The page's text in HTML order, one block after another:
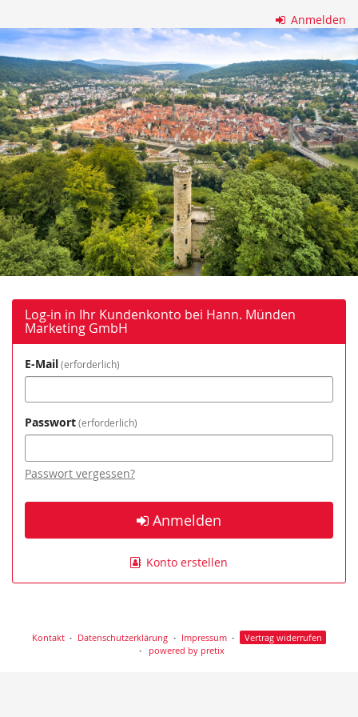
Haupt-
Inhalt
springen
Anmelden
Hann.
Münden
Marketing
GmbH
Log-in in Ihr Kundenkonto bei Hann. Münden
Marketing GmbH
E-Mail erforderlich
Passwort erforderlich
Passwort vergessen?
Anmelden
Konto erstellen
Kontakt Datenschutzerklärung Impressum
Vertrag widerrufen
powered by pretix